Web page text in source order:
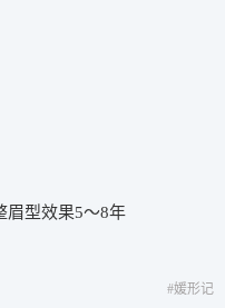
眉型效果5～8年
#媛形记